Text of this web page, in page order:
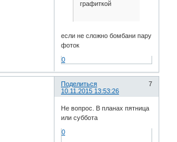
графиткой
если не сложно бомбани пару
фоток
0
Поделиться
7
10.11.2015 13:53:26
Не вопрос. В планах пятница
или суббота
0